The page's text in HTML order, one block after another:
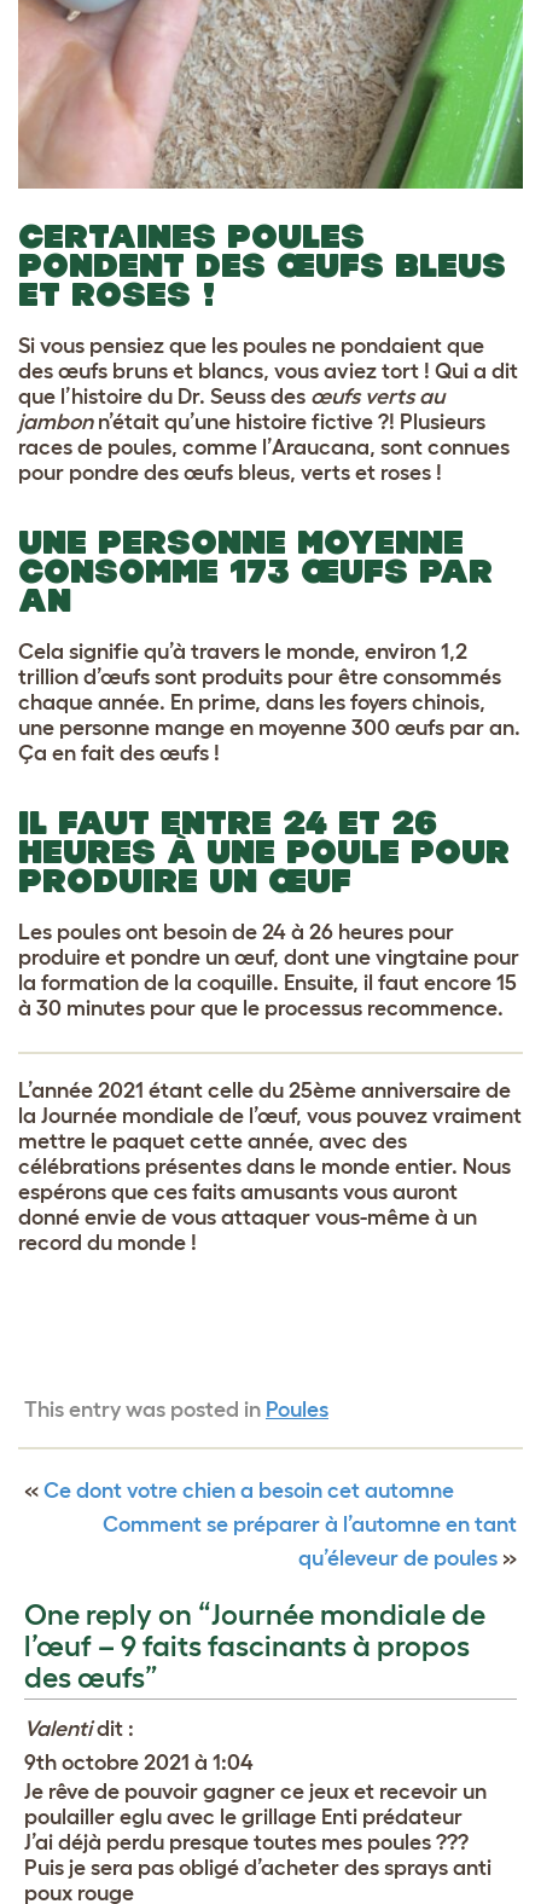
CERTAINES POULES
PONDENT DES ŒUFS BLEUS
ET ROSES !
Si vous pensiez que les poules ne pondaient que
des œufs bruns et blancs, vous aviez tort ! Qui a dit
que l’histoire du Dr. Seuss des œufs verts au
jambonn’était qu’une histoire fictive ?! Plusieurs
races de poules, comme l’Araucana, sont connues
pour pondre des œufs bleus, verts et roses !
UNE PERSONNE MOYENNE
CONSOMME 173 ŒUFS PAR
AN
Cela signifie qu’à travers le monde, environ 1,2
trillion d’œufs sont produits pour être consommés
chaque année. En prime, dans les foyers chinois,
une personne mange en moyenne 300 œufs par an.
Ça en fait des œufs !
IL FAUT ENTRE 24 ET 26
HEURES À UNE POULE POUR
PRODUIRE UN ŒUF
Les poules ont besoin de 24 à 26 heures pour
produire et pondre un œuf, dont une vingtaine pour
la formation de la coquille. Ensuite, il faut encore 15
à 30 minutes pour que le processus recommence.
L’année 2021 étant celle du 25ème anniversaire de
la Journée mondiale de l’œuf, vous pouvez vraiment
mettre le paquet cette année, avec des
célébrations présentes dans le monde entier. Nous
espérons que ces faits amusants vous auront
donné envie de vous attaquer vous-même à un
record du monde !
This entry was posted in Poules
« Ce dont votre chien a besoin cet automne
Comment se préparer à l’automne en tant
qu’éleveur de poules »
One reply on “Journée mondiale de
l’œuf – 9 faits fascinants à propos
des œufs”
Valenti dit :
9th octobre 2021 à 1:04
Je rêve de pouvoir gagner ce jeux et recevoir un
poulailler eglu avec le grillage Enti prédateur
J’ai déjà perdu presque toutes mes poules ???
Puis je sera pas obligé d’acheter des sprays anti
poux rouge